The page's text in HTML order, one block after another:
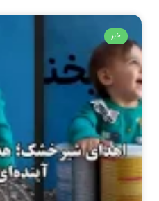
خبر